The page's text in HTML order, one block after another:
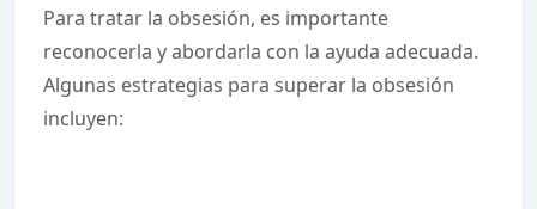
Para tratar la obsesión, es importante
reconocerla y abordarla con la ayuda adecuada.
Algunas estrategias para superar la obsesión
incluyen: